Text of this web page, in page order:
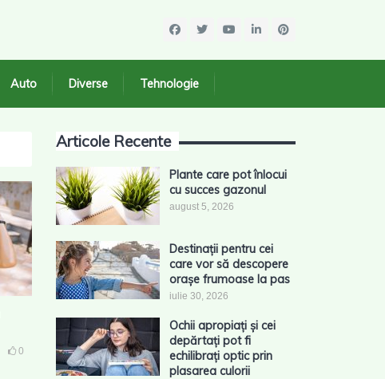
Auto Diverse Tehnologie
0
Articole Recente
Plante care pot înlocui
cu succes gazonul
august 5, 2026
Destinații pentru cei
care vor să descopere
orașe frumoase la pas
iulie 30, 2026
Ochii apropiați și cei
depărtați pot fi
echilibrați optic prin
plasarea culorii